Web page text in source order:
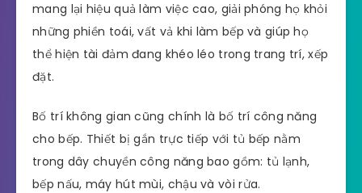
mang lại hiệu quả làm việc cao, giải phóng họ khỏi
những phiền toái, vất vả khi làm bếp và giúp họ
thể hiện tài đảm đang khéo léo trong trang trí, xếp
đặt.
Bố trí không gian cũng chính là bố trí công năng
cho bếp. Thiết bị gắn trực tiếp với tủ bếp nằm
trong dây chuyền công năng bao gồm: tủ lạnh,
bếp nấu, máy hút mùi, chậu và vòi rửa.